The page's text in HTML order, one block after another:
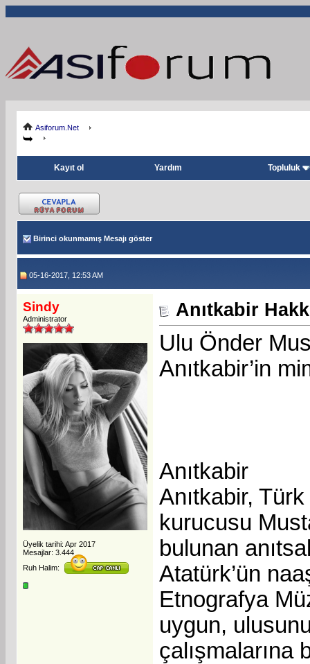
Asiforum.Net
Kayıt ol Yardım Topluluk
Birinci okunmamış Mesajı göster
05-16-2017, 12:53 AM
Sindy
Administrator
Üyelik tarihi: Apr 2017
Mesajlar: 3.444
Ruh Halim:
Anıtkabir
Ulu Önder
Anıtkabir’in
Anıtkabir
Anıtkabir,
kurucusu
bulunan
Atatürk’ün
Etnografya
uygun,
çalışmalarına